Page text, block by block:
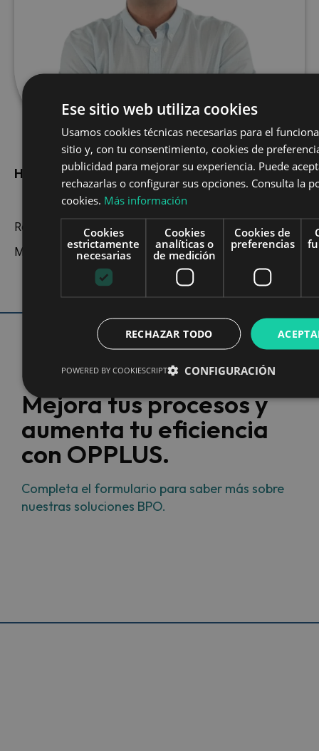
Héctor Jiménez Ramírez
Responsable de Soluciones IA en OPPLUS
Mesa Redonda, horario 18:45.
Mejora tus procesos y
aumenta tu eficiencia
con OPPLUS.
Completa el formulario para saber más sobre
nuestras soluciones BPO.
Ese sitio web utiliza cookies
Usamos cookies técnicas necesarias para el
sitio y, con tu consentimiento, cookies de
publicidad para mejorar su experiencia. Puede
rechazarlas o configurar sus opciones. Consulta la
cookies. Más información
Cookies
estrictamente
necesarias
Cookies
analíticas o
de medición
Cookies de
preferencias
RECHAZAR TODO
CONFIGURACIÓN
POWERED BY COOKIESCRIPT